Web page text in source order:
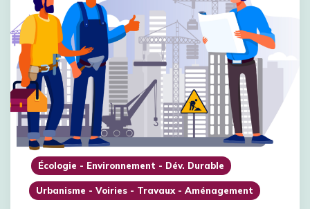
Écologie - Environnement - Dév. Durable
Urbanisme - Voiries - Travaux - Aménagement